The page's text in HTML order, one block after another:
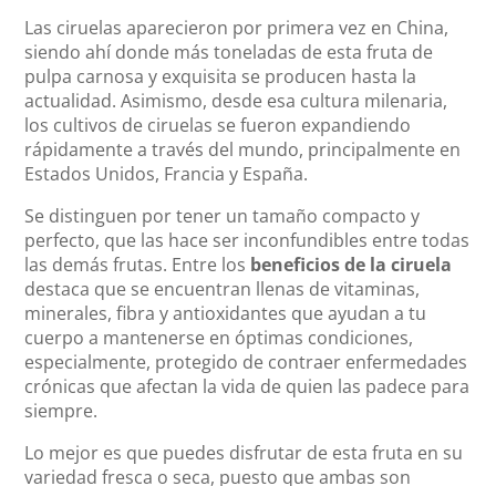
Las ciruelas aparecieron por primera vez en China,
siendo ahí donde más toneladas de esta fruta de
pulpa carnosa y exquisita se producen hasta la
actualidad. Asimismo, desde esa cultura milenaria,
los cultivos de ciruelas se fueron expandiendo
rápidamente a través del mundo, principalmente en
Estados Unidos, Francia y España.
Se distinguen por tener un tamaño compacto y
perfecto, que las hace ser inconfundibles entre todas
las demás frutas. Entre los beneficios de la ciruela
destaca que se encuentran llenas de vitaminas,
minerales, fibra y antioxidantes que ayudan a tu
cuerpo a mantenerse en óptimas condiciones,
especialmente, protegido de contraer enfermedades
crónicas que afectan la vida de quien las padece para
siempre.
Lo mejor es que puedes disfrutar de esta fruta en su
variedad fresca o seca, puesto que ambas son